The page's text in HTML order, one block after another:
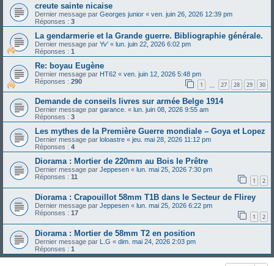
creute sainte nicaise
Dernier message par Georges junior « ven. juin 26, 2026 12:39 pm
Réponses : 3
La gendarmerie et la Grande guerre. Bibliographie générale.
Dernier message par Yv' « lun. juin 22, 2026 6:02 pm
Réponses : 1
Re: boyau Eugène
Dernier message par HT62 « ven. juin 12, 2026 5:48 pm
Réponses : 290 1 27 28 29 30
Demande de conseils livres sur armée Belge 1914
Dernier message par garance. « lun. juin 08, 2026 9:55 am
Réponses : 3
Les mythes de la Première Guerre mondiale – Goya et Lopez
Dernier message par loloastre « jeu. mai 28, 2026 11:12 pm
Réponses : 4
Diorama : Mortier de 220mm au Bois le Prêtre
Dernier message par Jeppesen « lun. mai 25, 2026 7:30 pm
Réponses : 11 1 2
Diorama : Crapouillot 58mm T1B dans le Secteur de Flirey
Dernier message par Jeppesen « lun. mai 25, 2026 6:22 pm
Réponses : 17 1 2
Diorama : Mortier de 58mm T2 en position
Dernier message par L.G « dim. mai 24, 2026 2:03 pm
Réponses : 1